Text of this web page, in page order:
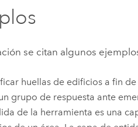
se citan algunos
huellas de edificios a fin
grupo de respuesta ante
de la herramienta es una